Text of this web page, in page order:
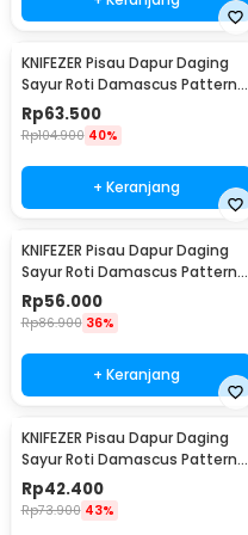
KNIFEZER Pisau Dapur Daging
Sayur Roti Damascus Pattern
Stainless 7 Inch Santoku Knife
Rp63.500
Rp104.900 40%
+ Keranjang
KNIFEZER Pisau Dapur Daging
Sayur Roti Damascus Pattern
Stainless 6 Inch Boning Knife
Rp56.000
Rp86.900 36%
+ Keranjang
KNIFEZER Pisau Dapur Daging
Sayur Roti Damascus Pattern
Stainless 3.5 Paring Knife
Rp42.400
Rp73.900 43%